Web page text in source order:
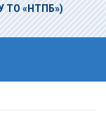
ТО «НТПБ»)